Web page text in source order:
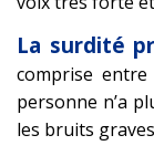
La surdité
comprise entre
personne n’a
les bruits